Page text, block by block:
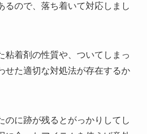
るので、落ち着いて対応しまし
粘着剤の性質や、ついてしまっ
せた適切な対処法が存在するか
のに跡が残るとがっかりしてし